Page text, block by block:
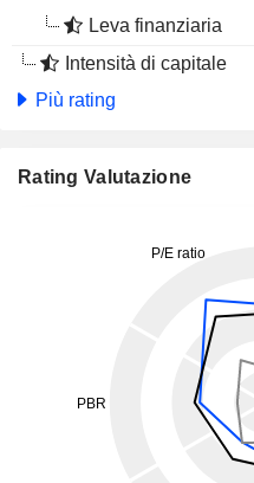
Leva finanziaria
Intensità di capitale
Più rating
Rating Valutazione